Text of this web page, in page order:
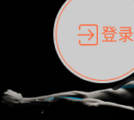
登录